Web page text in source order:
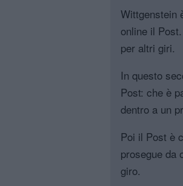
Wittgenstein
online il
per altri giri.
In questo
Post: che è
dentro a un
Poi il Post è
prosegue da
giro.